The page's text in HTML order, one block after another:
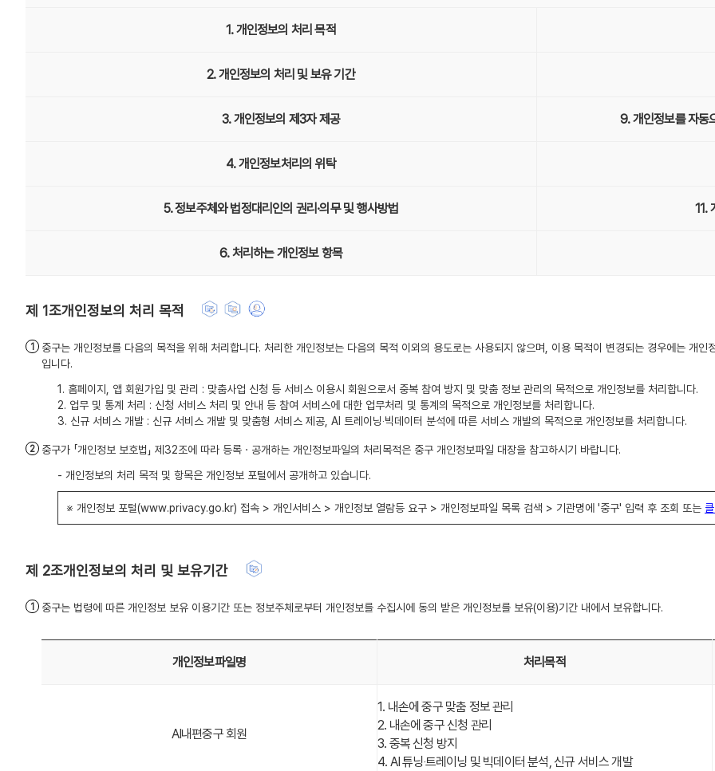
1. 개인정보의 처리 목적
2. 개인정보의 처리 및 보유 기간
3. 개인정보의 제3자 제공 9. 개인정보를 자동
4. 개인정보처리의 위탁
5. 정보주체와 법정대리인의 권리·의무 및 행사방법 11.
6. 처리하는 개인정보 항목
개인정보의 처리 목적
중구는 개인정보를 다음의 목적을 위해 처리합니다. 처리한 개인정보는 다음의 목적 이외의 용도로는 사용되지 않으며, 이용 목적이 변경되는 경우에는 개
입니다.
1. 홈페이지, 앱 회원가입 및 관리 : 맞춤사업 신청 등 서비스 이용시 회원으로서 중복 참여 방지 및 맞춤 정보 관리의 목적으로 개인정보를 처리합니다.
2. 업무 및 통계 처리 : 신청 서비스 처리 및 안내 등 참여 서비스에 대한 업무처리 및 통계의 목적으로 개인정보를 처리합니다.
3. 신규 서비스 개발 : 신규 서비스 개발 및 맞춤형 서비스 제공, AI 트레이닝‧빅데이터 분석에 따른 서비스 개발의 목적으로 개인정보를 처리합니다.
중구가 「개인정보 보호법」 제32조에 따라 등록ㆍ공개하는 개인정보파일의 처리목적은 중구 개인정보파일 대장을 참고하시기 바랍니다.
- 개인정보의 처리 목적 및 항목은 개인정보 포털에서 공개하고 있습니다.
※ 개인정보 포털(www.privacy.go.kr) 접속 > 개인서비스 > 개인정보 열람등 요구 > 개인정보파일 목록 검색 > 기관명에 '중구' 입력 후 조회 또는
개인정보의 처리 및 보유기간
중구는 법령에 따른 개인정보 보유 이용기간 또는 정보주체로부터 개인정보를 수집시에 동의 받은 개인정보를 보유(이용)기간 내에서 보유합니다.
개인정보파일명 처리목적
AI내편중구 회원
1. 내손에 중구 맞춤 정보 관리
2. 내손에 중구 신청 관리
3. 중복 신청 방지
4. AI 튜닝‧트레이닝 및 빅데이터 분석, 신규 서비스 개발